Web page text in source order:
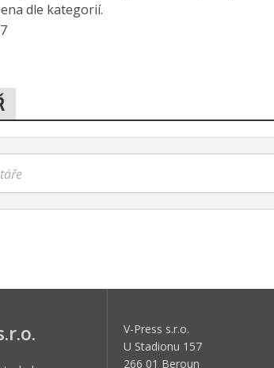
dle kategorií.
V-Press s.r.o.
U Stadionu 157
266 01 Beroun